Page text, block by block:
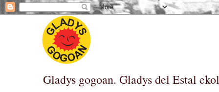
Gladys gogoan. Gladys del Estal